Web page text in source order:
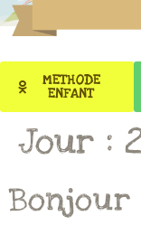
METHODE
ENFANT
Jour :
Bonjour